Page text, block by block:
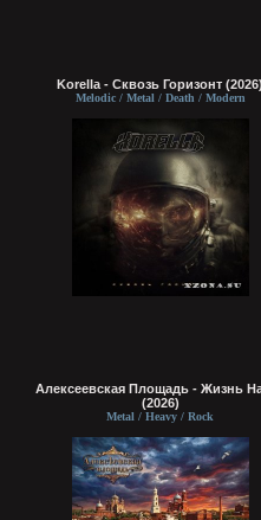
Korella - Сквозь Горизонт (2026)
Melodic / Metal / Death / Modern
Алексеевская Площадь - Жизнь
(2026)
Metal / Heavy / Rock